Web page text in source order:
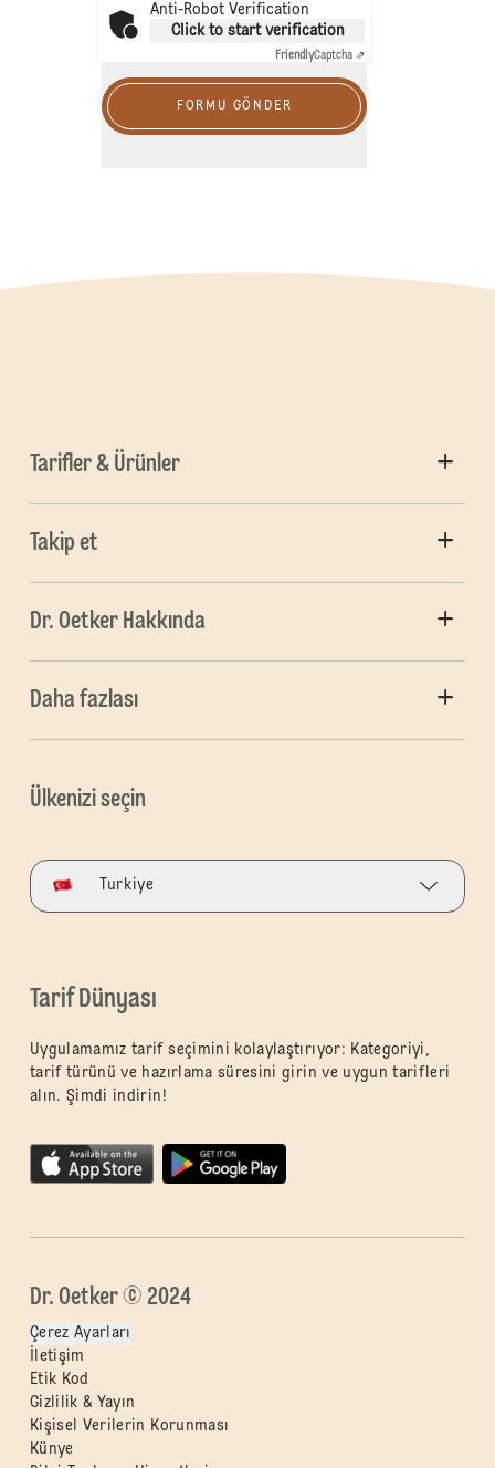
Anti-Robot Verification
Click to start verification
FriendlyCaptcha ⇗
FORMU GÖNDER
Tarifler & Ürünler
Takip et
Dr. Oetker Hakkında
Daha fazlası
Ülkenizi seçin
Turkiye
Tarif Dünyası
Uygulamamız tarif seçimini kolaylaştırıyor: Kategoriyi,
tarif türünü ve hazırlama süresini girin ve uygun tarifleri
alın. Şimdi indirin!
Dr. Oetker © 2024
Çerez Ayarları
İletişim
Etik Kod
Gizlilik & Yayın
Kişisel Verilerin Korunması
Künye